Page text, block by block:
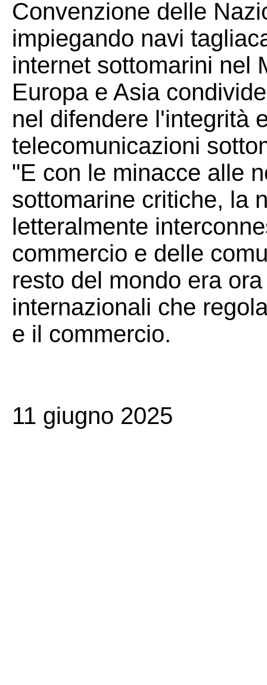
Convenzione delle
impiegando navi
internet sottomarini nel
Europa e Asia
nel difendere l'integrità
telecomunicazioni
"E con le minacce alle
sottomarine critiche, la
letteralmente
commercio e delle
resto del mondo era
internazionali che
e il commercio.
11 giugno 2025